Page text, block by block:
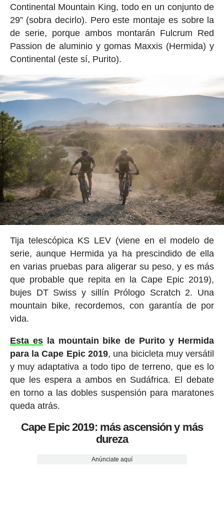
Continental Mountain King, todo en un conjunto de
29” (sobra decirlo). Pero este montaje es sobre la
de serie, porque ambos montarán Fulcrum Red
Passion de aluminio y gomas Maxxis (Hermida) y
Continental (este sí, Purito).
Tija telescópica KS LEV (viene en el modelo de
serie, aunque Hermida ya ha prescindido de ella
en varias pruebas para aligerar su peso, y es más
que probable que repita en la Cape Epic 2019),
bujes DT Swiss y sillín Prólogo Scratch 2. Una
mountain bike, recordemos, con garantía de por
vida.
Esta esla mountain bike de Purito y Hermida
para la Cape Epic 2019, una bicicleta muy versátil
y muy adaptativa a todo tipo de terreno, que es lo
que les espera a ambos en Sudáfrica. El debate
en torno a las dobles suspensión para maratones
queda atrás.
Cape Epic 2019: más ascensión y más
dureza
Anúnciate aquí